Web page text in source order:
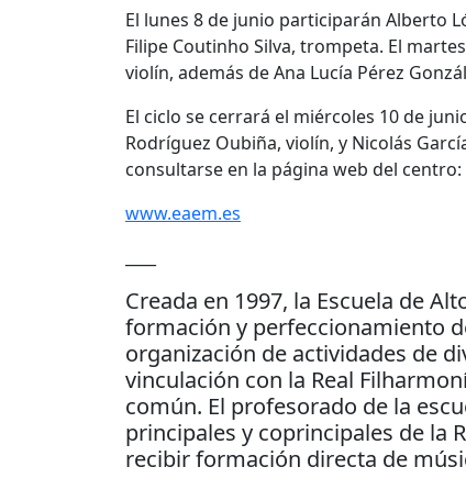
El lunes 8 de junio participarán Alberto
Filipe Coutinho Silva, trompeta. El
violín, además de Ana Lucía Pérez
El ciclo se cerrará el miércoles 10 de
Rodríguez Oubiña, violín, y Nicolás
consultarse en la página web del centro:
www.eaem.es
Creada en 1997, la Escuela de
formación y perfeccionamiento
organización de actividades de
vinculación con la Real
común. El profesorado de la
principales y coprincipales de la
recibir formación directa de